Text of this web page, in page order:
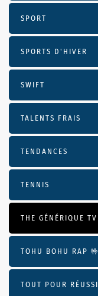
SPORT
SPORTS D'HIVER
SWIFT
TALENTS FRAIS
TENDANCES
TENNIS
THE GÉNÉRIQUE
TOHU BOHU RAP 🤟
TOUT POUR